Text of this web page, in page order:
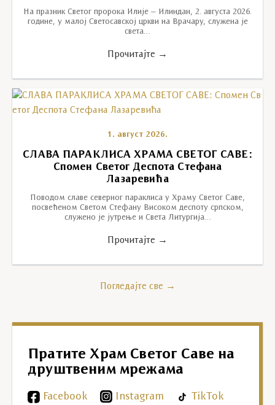
На празник Светог пророка Илије – Илиндан, 2. августа 2026.
године, у малој Светосавској цркви на Врачару, служена је
света…
Прочитајте →
1. август 2026.
СЛАВА ПАРАКЛИСА ХРАМА СВЕТОГ САВЕ:
Спомен Светог Деспота Стефана
Лазаревића
Поводом славе северног параклиса у Храму Светог Саве,
посвећеном Светом Стефану Високом деспоту српском,
служено је јутрење и Света Литургија…
Прочитајте →
Погледајте све →
Пратите Храм Светог Саве на
друштвеним мрежама
Facebook Instagram TikTok